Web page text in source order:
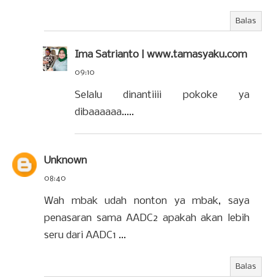
Balas
Ima Satrianto | www.tamasyaku.com
09:10
Selalu dinantiiii pokoke ya
dibaaaaaa.....
Unknown
08:40
Wah mbak udah nonton ya mbak, saya
penasaran sama AADC2 apakah akan lebih
seru dari AADC1 ...
Balas